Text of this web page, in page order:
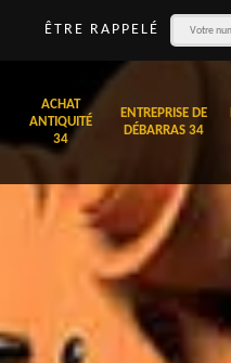
ÊTRE RAPPELÉ
ACHAT
ANTIQUITÉ
34
ENTREPRISE DE
DÉBARRAS 34